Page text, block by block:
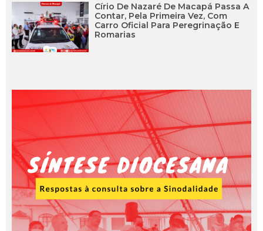
Círio De Nazaré De Macapá Passa A
Contar, Pela Primeira Vez, Com
Carro Oficial Para Peregrinação E
Romarias